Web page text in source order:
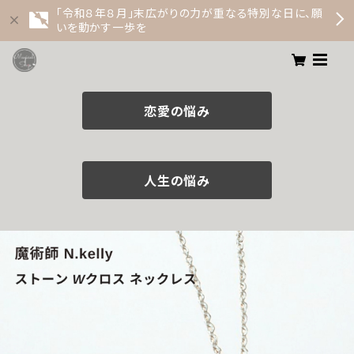
「令和８年８月」末広がりの力が重なる特別な日に、願
いを動かす一歩を
恋愛の悩み
人生の悩み